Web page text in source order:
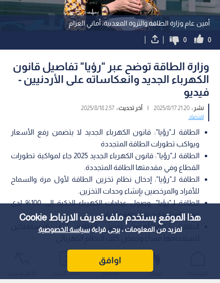
هذا الموقع يستخدم ملف تعريف الارتباط Cookie
لمزيد من المعلومات ، يرجى قراءةسياسة الخصوصية
اوافق
أمين عام وزارة الطاقة والثروة المعدنية، أماني العزام
0
0
وزارة الطاقة توضح عبر "رؤيا" تفاصيل قانون
الكهرباء الجديد وانعكاساته على الأردنيين -
فيديو
نشر :21:20 2025/8/17
| آخر تحديث :2:57 2025/8/18
اقتصاد
الطاقة لـ"رؤيا": قانون الكهرباء الجديد لا يتضمن رفع الأسعار
ويواكب تطورات الطاقة المتجددة
الطاقة لـ"رؤيا": قانون الكهرباء الجديد 2025 جاء لمواكبة تطورات
القطاع وفي مقدمتها الطاقة المتجددة.
الطاقة لـ"رؤيا": إدخال نظام تخزين الطاقة لأول مرة والسماح
للأفراد والمرخصين بإنشاء وحدات التخزين.
الطاقة لـ"رؤيا": وصول عدادات الكهرباء الذكية إلى 100% لدى
جميع المشتركين قبل نهاية العام.
الطاقة لـ"رؤيا":أهمية تخزين الطاقة لدى المستهلكين
أكدت أمين عام وزارة الطاقة والثروة المعدنية، أماني العزام، أن قانون
الكهرباء الجديد لعام 2025 جاء ليحل محل القانون المؤقت المعمول
عواجل المباشر أحدث الأخبار